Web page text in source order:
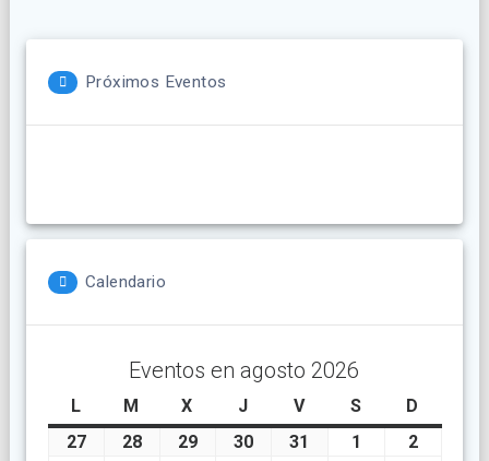
Próximos Eventos
Calendario
Eventos en agosto 2026
Llunes M martes
X miércoles
Jjueves
Vviernes
Ssábado
D
27julio
28julio
29julio
30julio
31 1
agosto
2agosto